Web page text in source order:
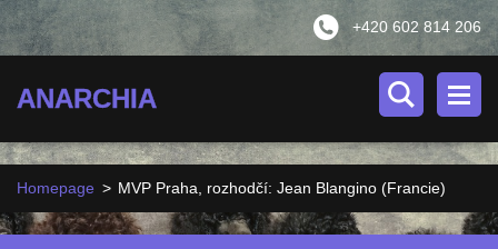
+420 602 814 206
ANARCHIA
Homepage > MVP Praha, rozhodčí: Jean Blangino (Francie)